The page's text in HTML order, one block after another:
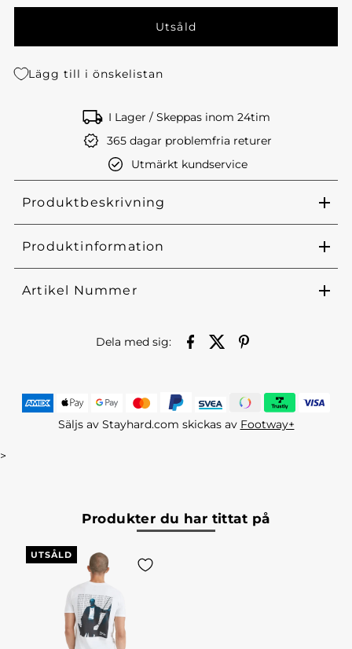
Lägg till i önskelistan
I Lager / Skeppas inom 24tim
365 dagar problemfria returer
Utmärkt kundservice
Produktbeskrivning
Produktinformation
Artikel Nummer
Dela med sig:
Säljs av Stayhard.com skickas av Footway+
>
Produkter du har tittat på
UTSÅLD